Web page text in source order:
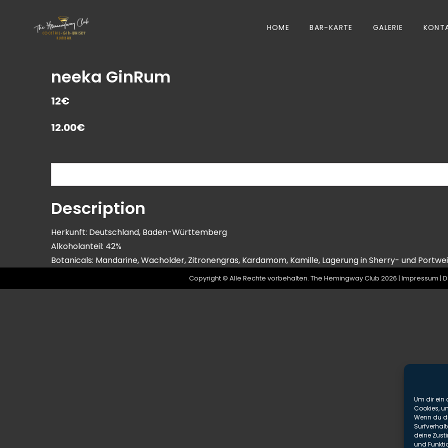
Um dir ein
Cookies,
Wenn du
deine
und
HOME BAR-KARTE GALERIE
neeka GinRum
12€
12.00€
Description
Herkunft: Deutschland, Baden-Württemberg
Alkoholanteil: 42%
Botanicals: Mandarine, Wacholder, Zitronengras, Kardamom, Kamille, Lagerung in Sherry- und
Copyright © Alle Rechte vorbehalten. The Hemingway Club 2026 | Impressum |